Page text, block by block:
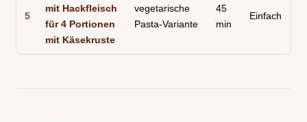
5
mit Hackfleisch
für 4 Portionen
mit Käsekruste
vegetarische
Pasta-Variante
45
min
Einfach